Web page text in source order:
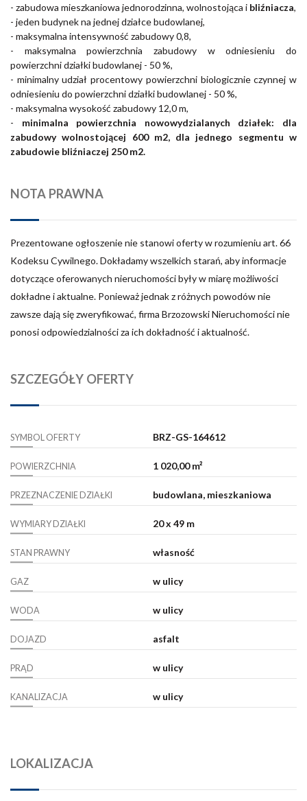
- zabudowa mieszkaniowa jednorodzinna, wolnostojąca i bliźniacza,
- jeden budynek na jednej działce budowlanej,
- maksymalna intensywność zabudowy 0,8,
- maksymalna powierzchnia zabudowy w odniesieniu do
powierzchni działki budowlanej - 50 %,
- minimalny udział procentowy powierzchni biologicznie czynnej w
odniesieniu do powierzchni działki budowlanej - 50 %,
- maksymalna wysokość zabudowy 12,0 m,
- minimalna powierzchnia nowowydzialanych działek: dla
zabudowy wolnostojącej 600 m2, dla jednego segmentu w
zabudowie bliźniaczej 250 m2.
NOTA PRAWNA
Prezentowane ogłoszenie nie stanowi oferty w rozumieniu art. 66
Kodeksu Cywilnego. Dokładamy wszelkich starań, aby informacje
dotyczące oferowanych nieruchomości były w miarę możliwości
dokładne i aktualne. Ponieważ jednak z różnych powodów nie
zawsze dają się zweryfikować, firma Brzozowski Nieruchomości nie
ponosi odpowiedzialności za ich dokładność i aktualność.
SZCZEGÓŁY OFERTY
SYMBOL OFERTY BRZ-GS-164612
POWIERZCHNIA 1 020,00 m²
PRZEZNACZENIE DZIAŁKI budowlana, mieszkaniowa
WYMIARY DZIAŁKI 20 x 49 m
STAN PRAWNY własność
GAZ w ulicy
WODA w ulicy
DOJAZD asfalt
PRĄD w ulicy
KANALIZACJA w ulicy
LOKALIZACJA